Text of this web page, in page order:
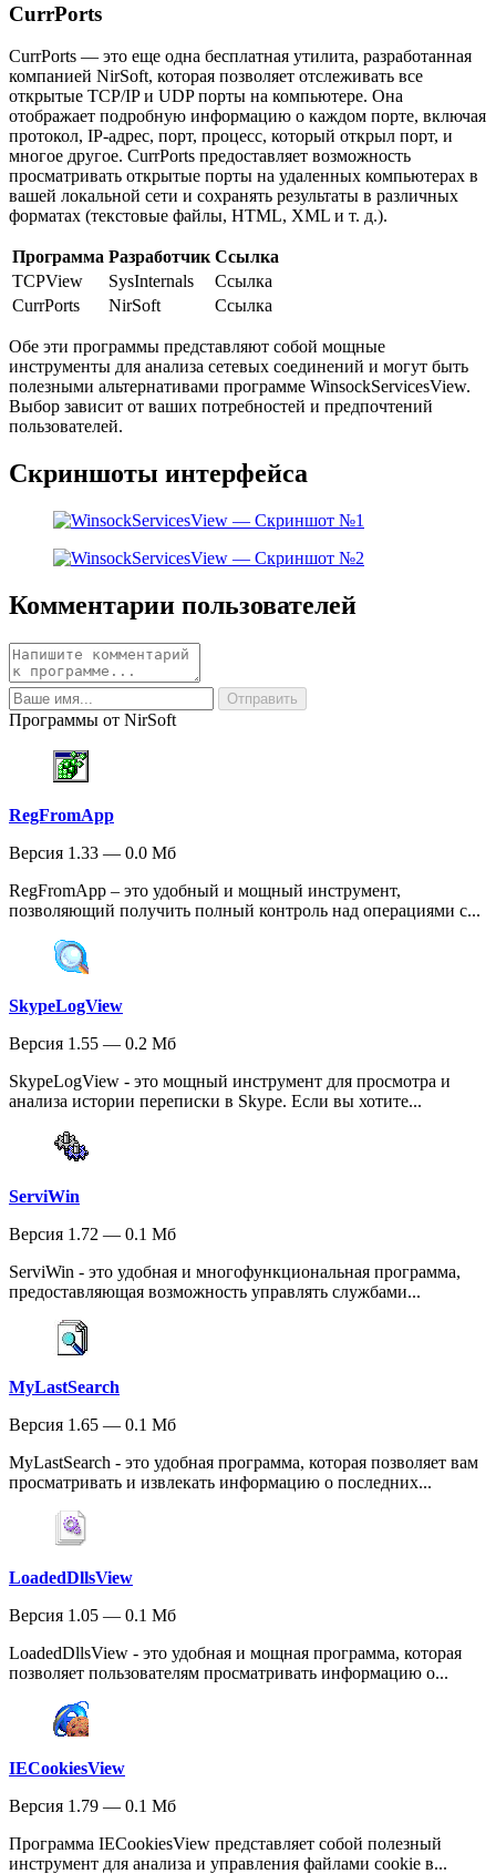
CurrPorts
CurrPorts — это еще одна бесплатная утилита, разработанная
компанией NirSoft, которая позволяет отслеживать все
открытые TCP/IP и UDP порты на компьютере. Она
отображает подробную информацию о каждом порте, включая
протокол, IP-адрес, порт, процесс, который открыл порт, и
многое другое. CurrPorts предоставляет возможность
просматривать открытые порты на удаленных компьютерах в
вашей локальной сети и сохранять результаты в различных
форматах (текстовые файлы, HTML, XML и т. д.).
Программа Разработчик Ссылка
TCPView
SysInternals
Ссылка
CurrPorts
NirSoft Ссылка
Обе эти программы представляют собой мощные
инструменты для анализа сетевых соединений и могут быть
полезными альтернативами программе WinsockServicesView.
Выбор зависит от ваших потребностей и предпочтений
пользователей.
Скриншоты интерфейса
Комментарии пользователей
Программы от NirSoft
RegFromApp
Версия 1.33 — 0.0 Мб
RegFromApp – это удобный и мощный инструмент,
позволяющий получить полный контроль над операциями с...
SkypeLogView
Версия 1.55 — 0.2 Мб
SkypeLogView - это мощный инструмент для просмотра и
анализа истории переписки в Skype. Если вы хотите...
ServiWin
Версия 1.72 — 0.1 Мб
ServiWin - это удобная и многофункциональная программа,
предоставляющая возможность управлять службами...
MyLastSearch
Версия 1.65 — 0.1 Мб
MyLastSearch - это удобная программа, которая позволяет вам
просматривать и извлекать информацию о последних...
LoadedDllsView
Версия 1.05 — 0.1 Мб
LoadedDllsView - это удобная и мощная программа, которая
позволяет пользователям просматривать информацию о...
IECookiesView
Версия 1.79 — 0.1 Мб
Программа IECookiesView представляет собой полезный
инструмент для анализа и управления файлами cookie в...